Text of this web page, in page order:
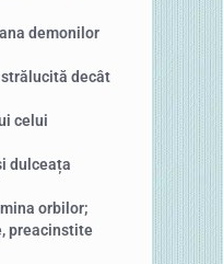
demonilor
decât
celui
dulceața
orbilor;
preacinstite